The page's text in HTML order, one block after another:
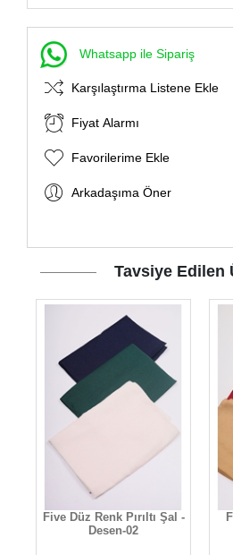
Whatsapp ile Sipariş
Karşılaştırma Listene Ekle
Fiyat Alarmı
Favorilerime Ekle
Arkadaşıma Öner
Tavsiye Edilen
Five Düz Renk Pırıltı Şal -
Desen-02